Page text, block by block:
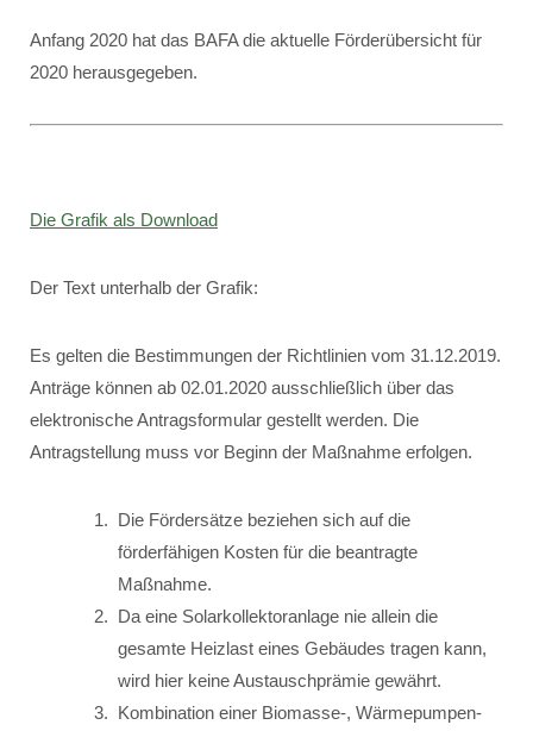
Anfang 2020 hat das BAFA die aktuelle Förderübersicht für
2020 herausgegeben.
Die Grafik als Download
Der Text unterhalb der Grafik:
Es gelten die Bestimmungen der Richtlinien vom 31.12.2019.
Anträge können ab 02.01.2020 ausschließlich über das
elektronische Antragsformular gestellt werden. Die
Antragstellung muss vor Beginn der Maßnahme erfolgen.
Die Fördersätze beziehen sich auf die
förderfähigen Kosten für die beantragte
Maßnahme.
Da eine Solarkollektoranlage nie allein die
gesamte Heizlast eines Gebäudes tragen kann,
wird hier keine Austauschprämie gewährt.
Kombination einer Biomasse-, Wärmepumpen-